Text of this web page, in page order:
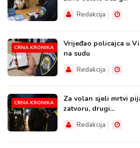
HR
Redakcija
CRNA KRONIKA
HR
Vrijeđao policajca u
na sudu
Redakcija
CRNA KRONIKA
HR
Za volan sjeli mrtvi
zatvoru, drugi...
Redakcija